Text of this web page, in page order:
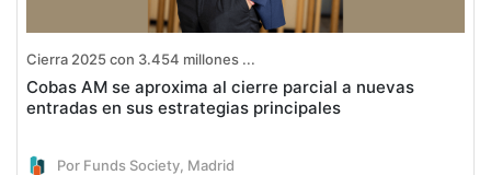
Cierra 2025 con 3.454 millones ...
Cobas AM se aproxima al cierre parcial a nuevas
entradas en sus estrategias principales
Por Funds Society, Madrid